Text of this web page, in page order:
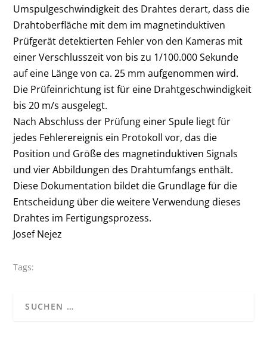
Umspulgeschwindigkeit des Drahtes derart, dass die
Drahtoberfläche mit dem im magnetinduktiven
Prüfgerät detektierten Fehler von den Kameras mit
einer Verschlusszeit von bis zu 1/100.000 Sekunde
auf eine Länge von ca. 25 mm aufgenommen wird.
Die Prüfeinrichtung ist für eine Drahtgeschwindigkeit
bis 20 m/s ausgelegt.
Nach Abschluss der Prüfung einer Spule liegt für
jedes Fehlerereignis ein Protokoll vor, das die
Position und Größe des magnetinduktiven Signals
und vier Abbildungen des Drahtumfangs enthält.
Diese Dokumentation bildet die Grundlage für die
Entscheidung über die weitere Verwendung dieses
Drahtes im Fertigungsprozess.
Josef Nejez
Tags: